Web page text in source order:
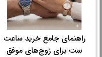
زمان مورد
تاریخ نگارش: ۱۶ مهر ۱۴۰۲ - ۱۷:۰۶
تعداد
دسته ها:
راهنمای جامع خرید ساعت
ست برای زوج‌های موفق